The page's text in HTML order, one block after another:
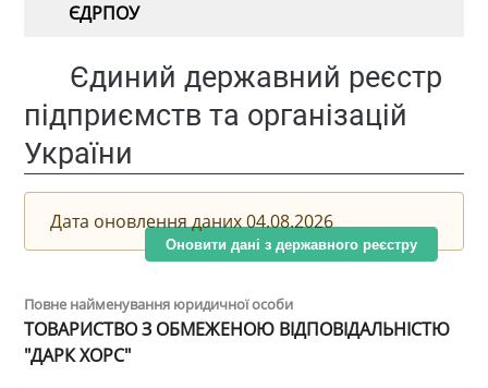
ЄДРПОУ
Єдиний державний реєстр
підприємств та організацій
України
Дата оновлення даних 04.08.2026
Оновити дані з державного реєстру
Повне найменування юридичної особи
ТОВАРИСТВО З ОБМЕЖЕНОЮ ВІДПОВІДАЛЬНІСТЮ
"ДАРК ХОРС"